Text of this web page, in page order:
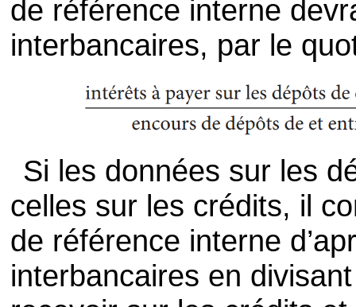
de référence interne
interbancaires, par le
Si les données sur les
celles sur les crédits, il
de référence interne
interbancaires en